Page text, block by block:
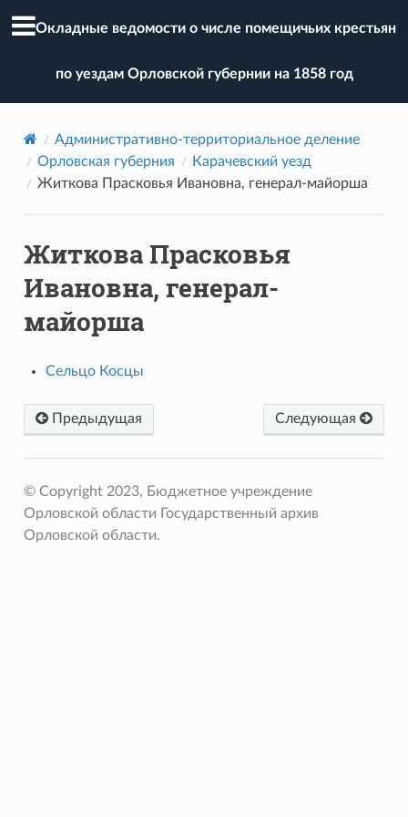
Окладные ведомости о числе помещичьих крестьян
по уездам Орловской губернии на 1858 год
Административно-территориальное деление
Орловская губерния
Карачевский уезд
Житкова Прасковья Ивановна, генерал-майорша
Житкова Прасковья
Ивановна, генерал-
майорша
Сельцо Косцы
Предыдущая Следующая
© Copyright 2023, Бюджетное учреждение
Орловской области Государственный архив
Орловской области.